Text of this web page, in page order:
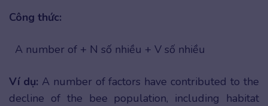
Công thức:
A number of + N số nhiều + V số nhiều
Ví dụ: A number of factors have contributed to the
decline of the bee population, including habitat